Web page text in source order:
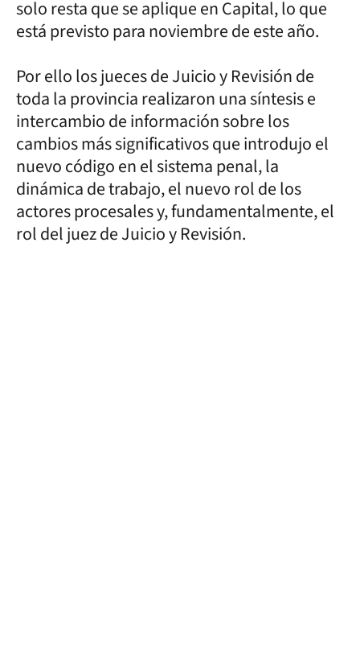
solo resta que se aplique en Capital, lo que
está previsto para noviembre de este año.
Por ello los jueces de Juicio y Revisión de
toda la provincia realizaron una síntesis e
intercambio de información sobre los
cambios más significativos que introdujo el
nuevo código en el sistema penal, la
dinámica de trabajo, el nuevo rol de los
actores procesales y, fundamentalmente, el
rol del juez de Juicio y Revisión.